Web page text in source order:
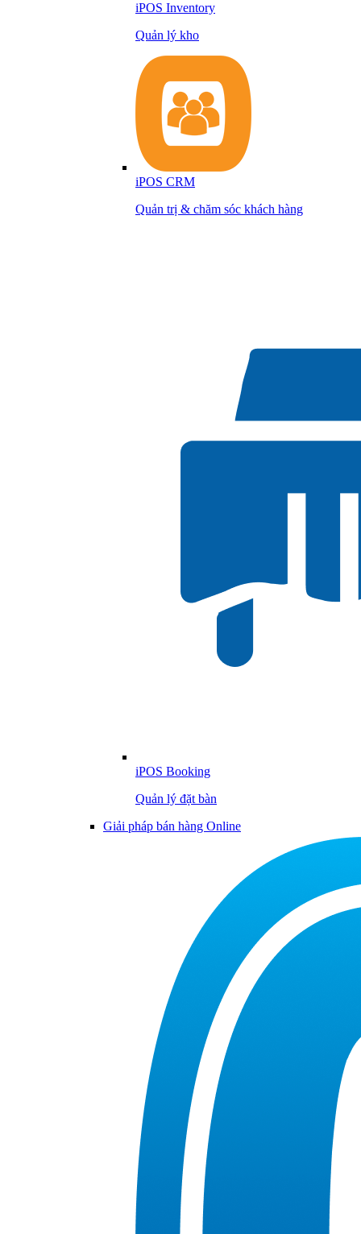
iPOS Inventory
Quản lý kho
iPOS CRM
Quản trị & chăm sóc khách hàng
iPOS Booking
Quản lý đặt bàn
Giải pháp bán hàng Online